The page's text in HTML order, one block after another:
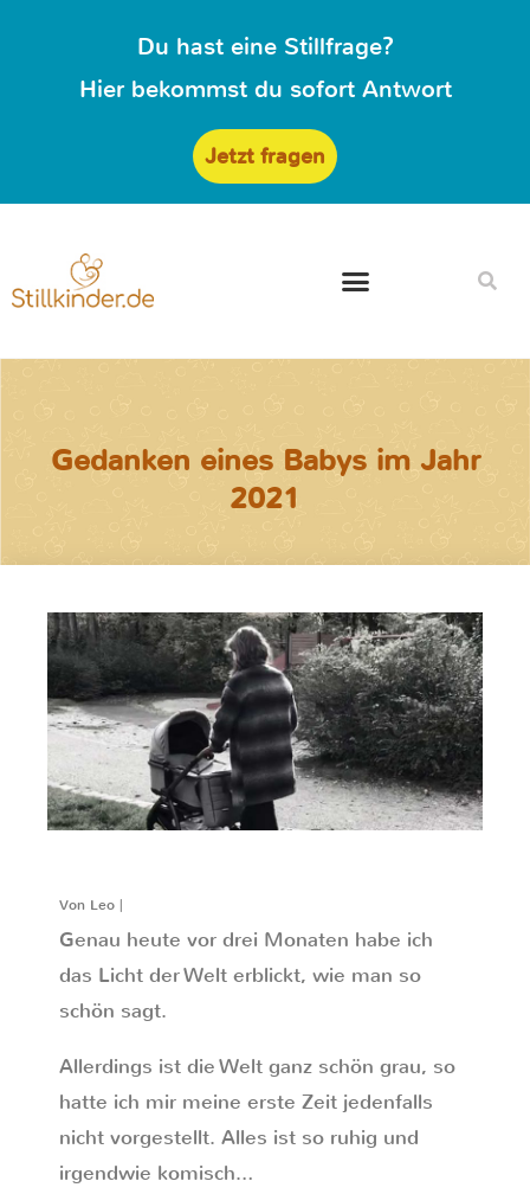
Du hast eine Stillfrage?
Hier bekommst du sofort Antwort
Jetzt fragen
Gedanken eines Babys im Jahr
2021
Von Leo |
Genau heute vor drei Monaten habe ich
das Licht der Welt erblickt, wie man so
schön sagt.
Allerdings ist die Welt ganz schön grau, so
hatte ich mir meine erste Zeit jedenfalls
nicht vorgestellt. Alles ist so ruhig und
irgendwie komisch…